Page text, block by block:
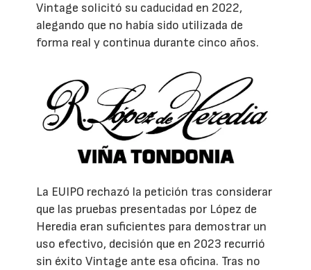
Vintage solicitó su caducidad en 2022,
alegando que no había sido utilizada de
forma real y continua durante cinco años.
La EUIPO rechazó la petición tras considerar
que las pruebas presentadas por López de
Heredia eran suficientes para demostrar un
uso efectivo, decisión que en 2023 recurrió
sin éxito Vintage ante esa oficina. Tras no